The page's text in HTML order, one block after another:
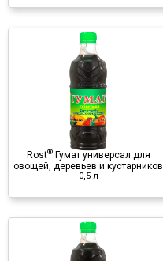
Rost®Гумат универсал для
овощей, деревьев и кустарников
0,5 л
Гумат универсал для
цветов
1 л
Органо-минеральное
удобрение
♦ NPK
♦ микроэлементы
♦ гуминовые вещества
Гумат универсал для
овощей, деревьев и
кустарников